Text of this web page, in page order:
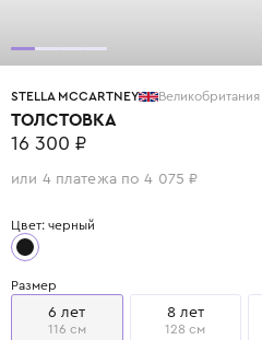
STELLA MCCARTNEY Великобритания
ТОЛСТОВКА
16 300 ₽
или 4 платежа по 4 075 ₽
Цвет: черный
Размер
6 лет
116 см
8 лет
128 см